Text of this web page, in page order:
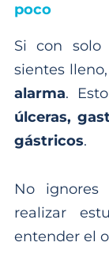
poco
Si con solo
sientes
alarma.
úlceras,
gástricos.
No ignores
realizar
entender el